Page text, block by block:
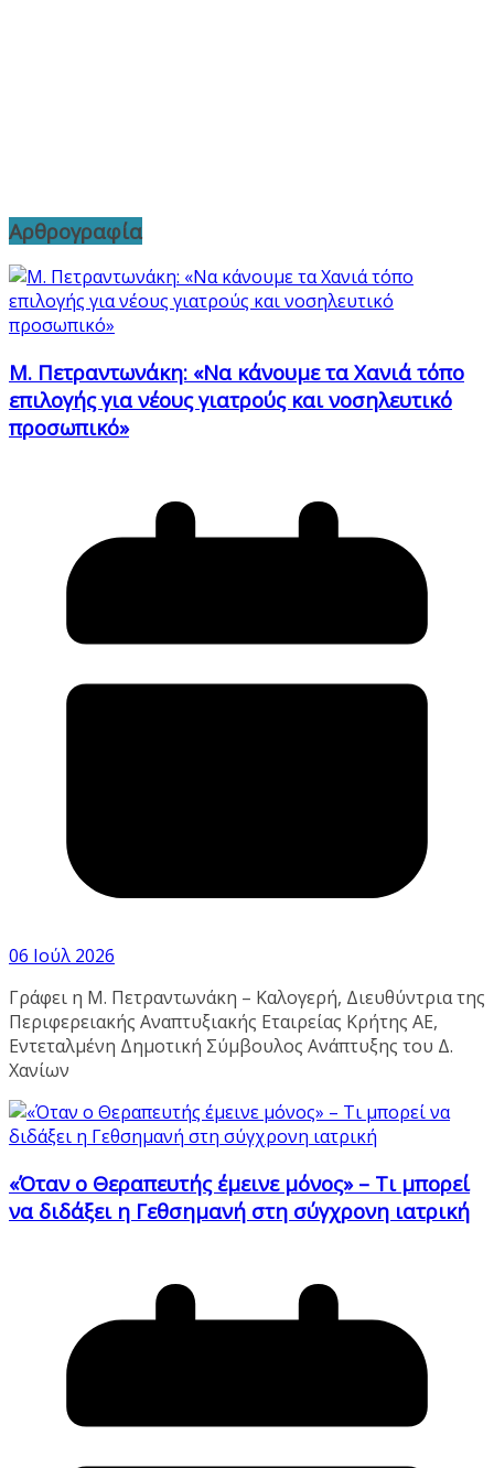
Αρθρογραφία
Μ. Πετραντωνάκη: «Να κάνουμε τα Χανιά τόπο
επιλογής για νέους γιατρούς και νοσηλευτικό
προσωπικό»
06 Ιούλ 2026
Γράφει η Μ. Πετραντωνάκη – Καλογερή, Διευθύντρια της
Περιφερειακής Αναπτυξιακής Εταιρείας Κρήτης ΑΕ,
Εντεταλμένη Δημοτική Σύμβουλος Ανάπτυξης του Δ.
Χανίων
«Όταν ο Θεραπευτής έμεινε μόνος» – Τι μπορεί
να διδάξει η Γεθσημανή στη σύγχρονη ιατρική